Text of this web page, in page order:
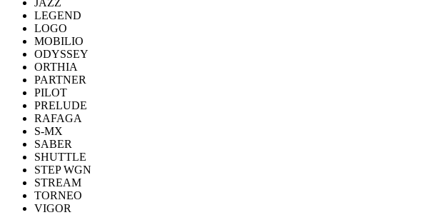
JAZZ
LEGEND
LOGO
MOBILIO
ODYSSEY
ORTHIA
PARTNER
PILOT
PRELUDE
RAFAGA
S-MX
SABER
SHUTTLE
STEP WGN
STREAM
TORNEO
VIGOR